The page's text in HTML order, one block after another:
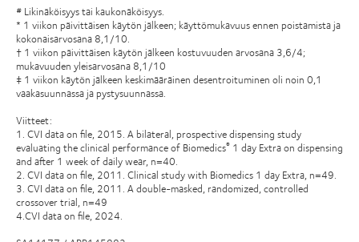
# Likinäköisyys tai kaukonäköisyys.
* 1 viikon päivittäisen käytön jälkeen; käyttömukavuus ennen poistamista ja
kokonaisarvosana 8,1/10.
† 1 viikon päivittäisen käytön jälkeen kostuvuuden arvosana 3,6/4;
mukavuuden yleisarvosana 8,1/10
‡ 1 viikon käytön jälkeen keskimääräinen desentroituminen oli noin 0,1
vaakasuunnassa ja pystysuunnassa.
Viitteet:
1. CVI data on file, 2015. A bilateral, prospective dispensing study
evaluating the clinical performance of Biomedics® 1 day Extra on dispensing
and after 1 week of daily wear, n=40.
2. CVI data on file, 2011. Clinical study with Biomedics 1 day Extra, n=49.
3. CVI data on file, 2011. A double-masked, randomized, controlled
crossover trial, n=49
4.CVI data on file, 2024.